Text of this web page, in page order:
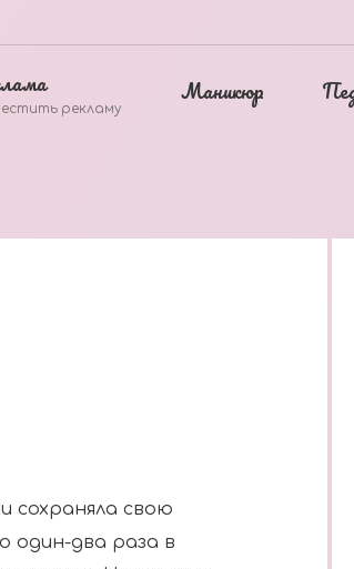
рекламу
Маникюр
сохраняла свою
один-два раза в